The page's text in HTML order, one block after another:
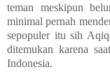
teman meskipun
minimal pernah
sepopuler itu sih
ditemukan karena
Indonesia.